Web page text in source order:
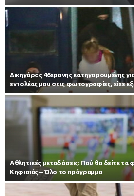
Δικηγόρος 46χρονης κατηγορουμένης
εντολέας μου στις φωτογραφίες, είχε
Αθλητικές μεταδόσεις: Πού θα δείτε τα
Κηφισιάς – Όλο το πρόγραμμα